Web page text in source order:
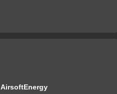
AirsoftEnergy